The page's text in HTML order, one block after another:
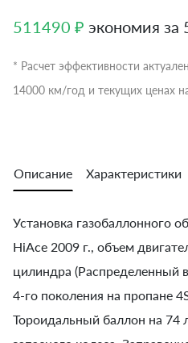
511490 ₽ экономия за
* Расчет эффективности
14000 км/год и текущих ценах
Описание Характеристики
Установка газобаллонного
HiAce 2009 г., объем
цилиндра (Распределенный
4-го поколения на пропане
Тороидальный баллон на 74